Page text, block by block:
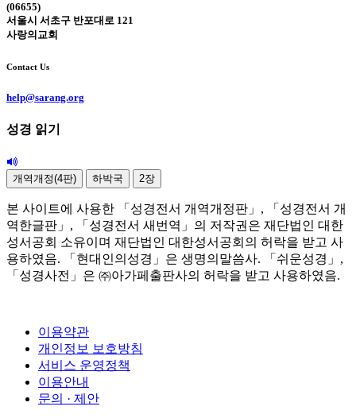
(06655)
서울시 서초구 반포대로 121
사랑의교회
Contact Us
help@sarang.org
성경 읽기
개역개정(4판) 하박국 2장
본 사이트에 사용한 「성경전서 개역개정판」, 「성경전서 개
역한글판」, 「성경전서 새번역」의 저작권은 재단법인 대한
성서공회 소유이며 재단법인 대한성서공회의 허락을 받고 사
용하였음. 「현대인의성경」은 생명의말씀사. 「쉬운성경」,
「성경사전」은 ㈜아가페출판사의 허락을 받고 사용하였음.
이용약관
개인정보 보호방침
서비스 운영정책
이용안내
문의 · 제안